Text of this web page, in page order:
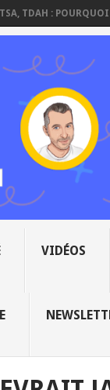
TSA, TDAH :
VIDÉOS